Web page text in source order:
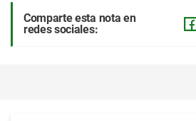
Comparte esta nota en
redes sociales: